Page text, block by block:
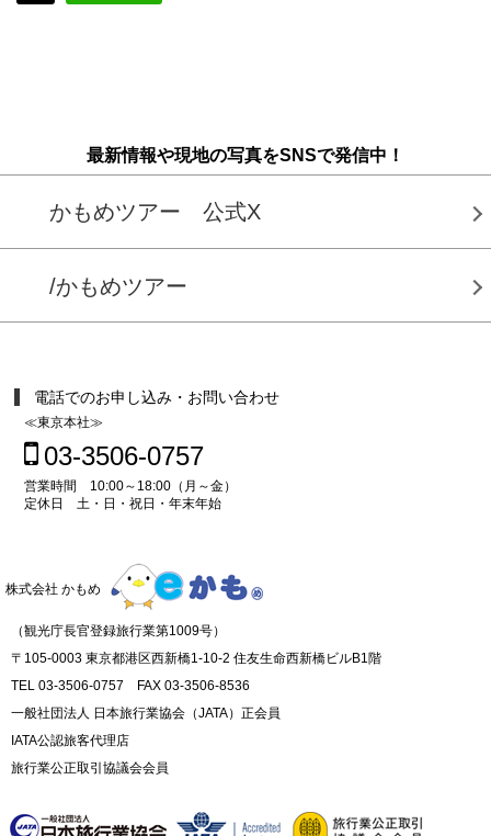
最新情報や現地の写真をSNSで発信中！
かもめツアー 公式X
/かもめツアー
電話でのお申し込み・お問い合わせ
≪東京本社≫
03-3506-0757
営業時間 10:00～18:00（月～金）
定休日 土・日・祝日・年末年始
株式会社 かもめ
（観光庁長官登録旅行業第1009号）
〒105-0003 東京都港区西新橋1-10-2 住友生命西新橋ビルB1階
TEL 03-3506-0757 FAX 03-3506-8536
一般社団法人 日本旅行業協会（JATA）正会員
IATA公認旅客代理店
旅行業公正取引協議会会員